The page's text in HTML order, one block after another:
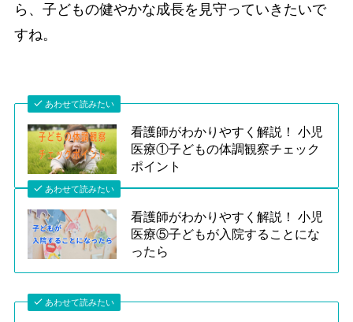
ら、子どもの健やかな成長を見守っていきたいで
すね。
あわせて読みたい
看護師がわかりやすく解説！ 小児
医療①子どもの体調観察チェック
ポイント
あわせて読みたい
看護師がわかりやすく解説！ 小児
医療⑤子どもが入院することにな
ったら
あわせて読みたい